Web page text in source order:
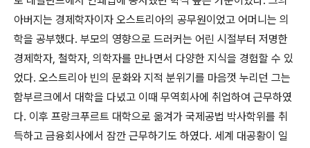
아버지는 경제학자이자 오스트리아의 공무원이었고 어머니는 의
학을 공부했다. 부모의 영향으로 드러커는 어린 시절부터 저명한
경제학자, 철학자, 의학자를 만나면서 다양한 지식을 경험할 수 있
었다. 오스트리아 빈의 문화와 지적 분위기를 마음껏 누리던 그는
함부르크에서 대학을 다녔고 이때 무역회사에 취업하여 근무하였
다. 이후 프랑크푸르트 대학으로 옮겨가 국제공법 박사학위를 취
득하고 금융회사에서 잠깐 근무하기도 하였다. 세계 대공황이 일